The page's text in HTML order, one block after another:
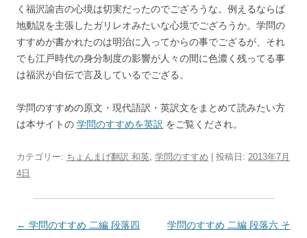
く福沢諭吉の心境は切実だったのでござろうな。例えるならば
地動説を主張したガリレオみたいな心境でござろうか。学問の
すすめが書かれたのは明治に入ってからの事でござるが、それ
でも江戸時代の身分制度の影響が人々の間に色濃く残ってる事
は福沢が自伝で言及しているでござる。
学問のすすめの原文・現代語訳・英訳文をまとめて読みたい方
は本サイトの 学問のすすめを英訳 をご覧くだされ。
カテゴリー: ちょんまげ翻訳 和英, 学問のすすめ | 投稿日: 2013年7月
4日
投
← 学問のすすめ 二編 段落四
学問のすすめ 二編 段落六 そ